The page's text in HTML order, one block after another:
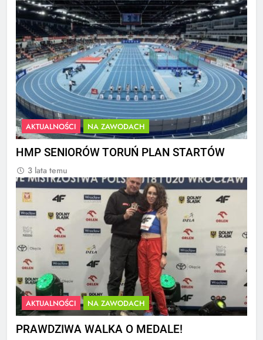
AKTUALNOŚCI NA ZAWODACH
HMP SENIORÓW TORUŃ PLAN STARTÓW
3 lata temu
AKTUALNOŚCI NA ZAWODACH
PRAWDZIWA WALKA O MEDALE!